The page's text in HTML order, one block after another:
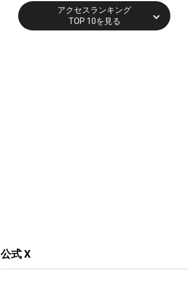
先行上映会を開催！
アクセスランキング
TOP 10を見る
公式 X